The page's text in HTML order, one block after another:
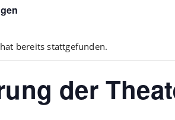
bereits stattgefunden.
der